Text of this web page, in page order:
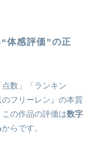
体感評価”の正
数」「ランキン
フリーレン』の本質
の作品の評価は数字
からです。